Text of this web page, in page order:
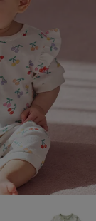
インナー
雑貨
ベビー
MAX55%OFF ブラック
王道シンプル派
セットアップ派
カジュアル
フォーマル / オケー
あったかアイテム｜
男の子におススメの
定番ギフト
もらって嬉しいギフト
かわいくておもしろ
何枚あっても嬉しい
長く使えるアイテム
お部屋映えアイテム
カップ付きインナー
あったか度◎
裏起毛素材